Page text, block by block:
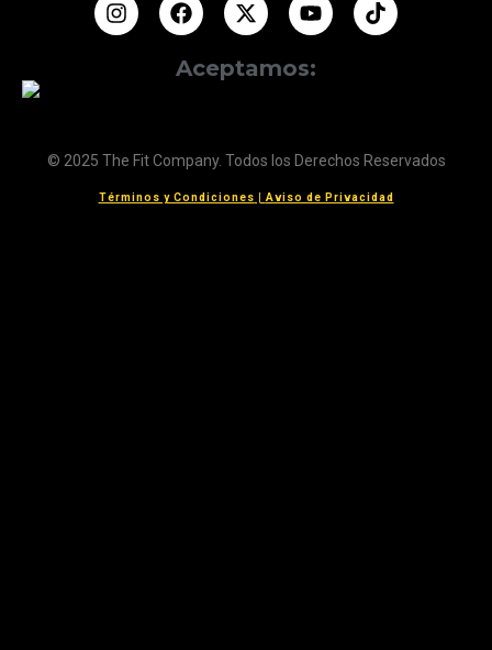
Aceptamos:
© 2025 The Fit Company. Todos los Derechos Reservados
Términos y Condiciones Aviso de Privacidad